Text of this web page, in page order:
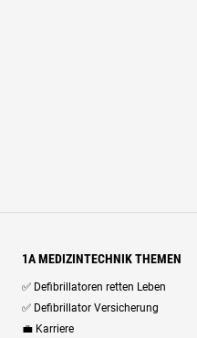
1A MEDIZINTECHNIK THEMEN
✅ Defibrillatoren retten Leben
✅ Defibrillator Versicherung
💼 Karriere